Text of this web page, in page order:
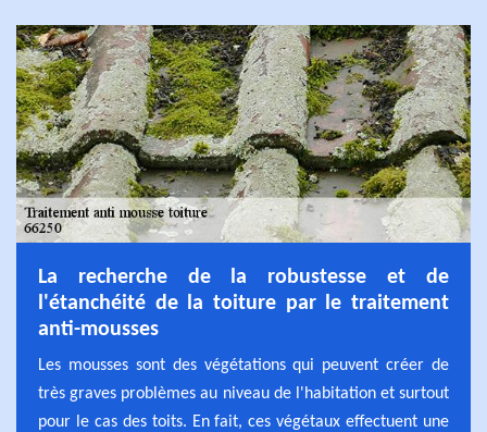
La recherche de la robustesse et de
l'étanchéité de la toiture par le traitement
anti-mousses
Les mousses sont des végétations qui peuvent créer de
très graves problèmes au niveau de l'habitation et surtout
pour le cas des toits. En fait, ces végétaux effectuent une